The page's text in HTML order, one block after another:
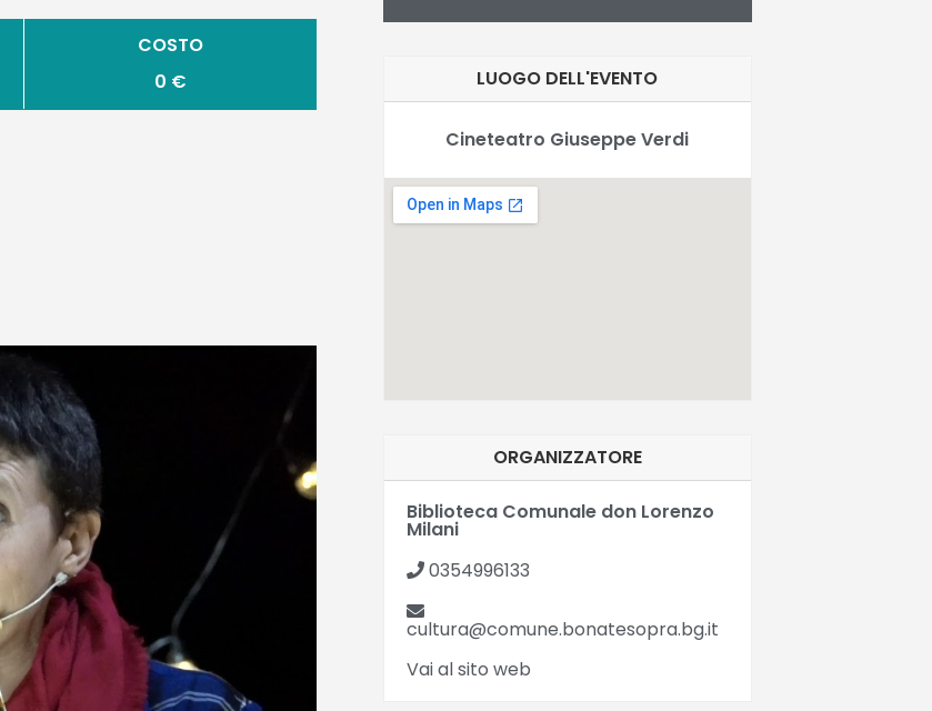
COSTO
0 €
LUOGO DELL'EVENTO
Cineteatro Giuseppe Verdi
ORGANIZZATORE
Biblioteca Comunale don Lorenzo
Milani
0354996133
cultura@comune.bonatesopra.bg.it
Vai al sito web